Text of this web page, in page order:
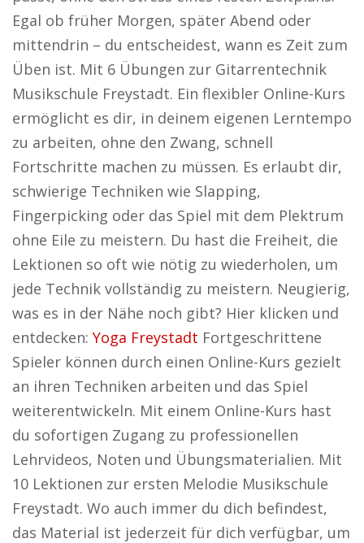
Egal ob früher Morgen, später Abend oder
mittendrin – du entscheidest, wann es Zeit zum
Üben ist. Mit 6 Übungen zur Gitarrentechnik
Musikschule Freystadt. Ein flexibler Online-Kurs
ermöglicht es dir, in deinem eigenen Lerntempo
zu arbeiten, ohne den Zwang, schnell
Fortschritte machen zu müssen. Es erlaubt dir,
schwierige Techniken wie Slapping,
Fingerpicking oder das Spiel mit dem Plektrum
ohne Eile zu meistern. Du hast die Freiheit, die
Lektionen so oft wie nötig zu wiederholen, um
jede Technik vollständig zu meistern. Neugierig,
was es in der Nähe noch gibt? Hier klicken und
entdecken: Yoga Freystadt Fortgeschrittene
Spieler können durch einen Online-Kurs gezielt
an ihren Techniken arbeiten und das Spiel
weiterentwickeln. Mit einem Online-Kurs hast
du sofortigen Zugang zu professionellen
Lehrvideos, Noten und Übungsmaterialien. Mit
10 Lektionen zur ersten Melodie Musikschule
Freystadt. Wo auch immer du dich befindest,
das Material ist jederzeit für dich verfügbar, um